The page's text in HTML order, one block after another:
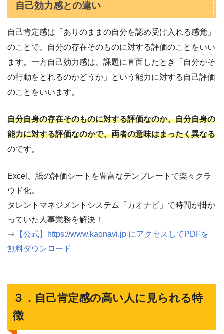
自己効力感との違い
自己肯定感は「ありのままの自分を認め受け入れる感覚」
のことで、自分の存在そのものに対する評価のことをいい
ます。一方自己効力感は、課題に直面したとき「自分がそ
の行動をとれるのかどうか」という能力に対する自己評価
のことをいいます。
自分自身の存在そのものに対する評価なのか、自分自身の
能力に対する評価なのかで、両者の意味はまったく異なる
のです。
Excel、紙の評価シートを豊富なテンプレートで楽々クラ
ウド化。
タレントマネジメントシステム「カオナビ」で時間が掛か
っていた人事業務を解決！
⇒ 【公式】https://www.kaonavi.jp にアクセスしてPDFを
無料ダウンロード
３．自己肯定感の高い人に見られる特
徴